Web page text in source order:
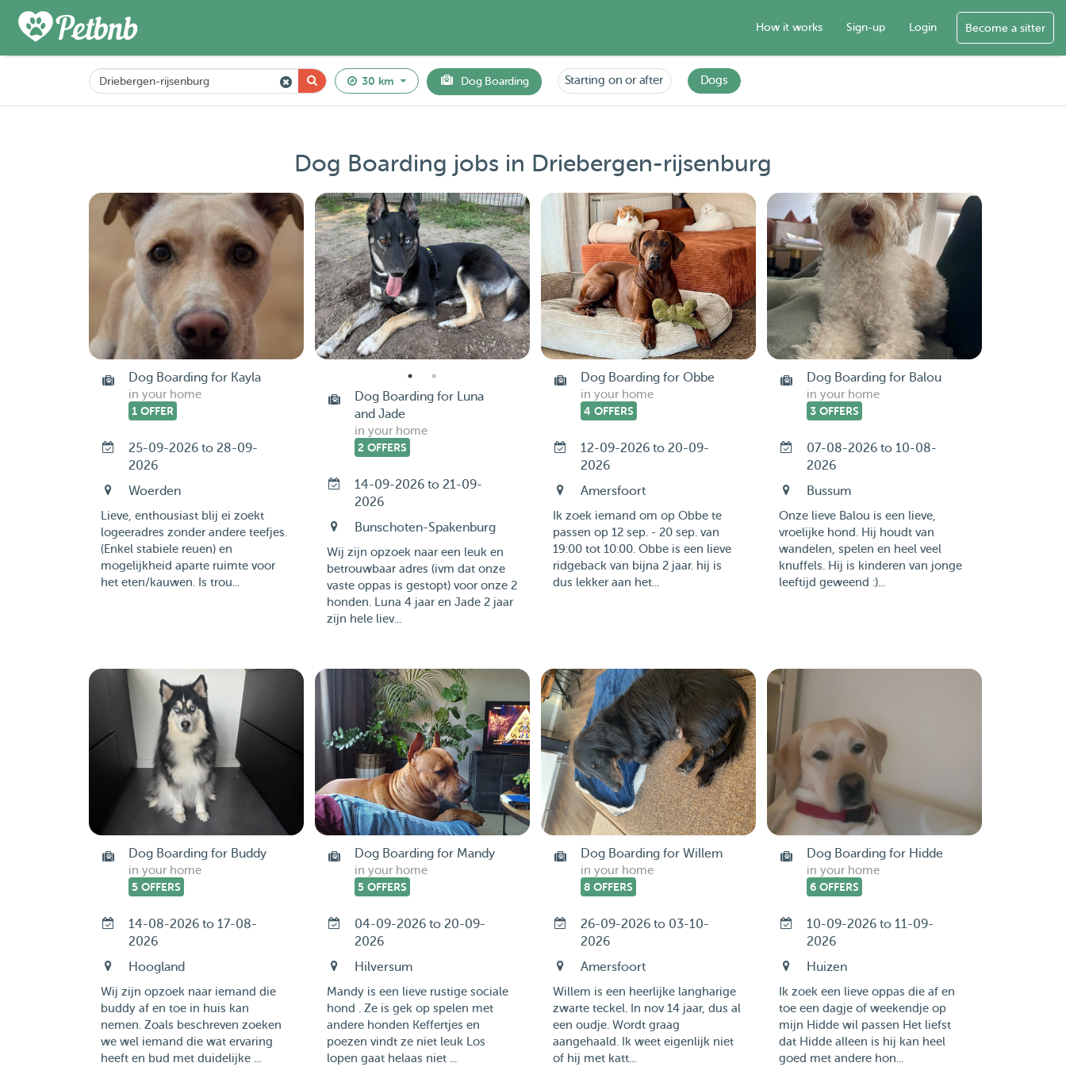
How it works Sign-up Login Become a sitter
30 km Dog Boarding Starting on or after Dogs
Dog Boarding jobs in Driebergen-rijsenburg
Dog Boarding for Kayla
in your home
1 OFFER
25-09-2026 to 28-09-
2026
Woerden
Lieve, enthousiast blij ei zoekt
logeeradres zonder andere teefjes.
(Enkel stabiele reuen) en
mogelijkheid aparte ruimte voor
het eten/kauwen. Is trou...
Dog Boarding for Luna
and Jade
in your home
2 OFFERS
14-09-2026 to 21-09-
2026
Bunschoten-Spakenburg
Wij zijn opzoek naar een leuk en
betrouwbaar adres (ivm dat onze
vaste oppas is gestopt) voor onze 2
honden. Luna 4 jaar en Jade 2 jaar
zijn hele liev...
Dog Boarding for Obbe
in your home
4 OFFERS
12-09-2026 to 20-09-
2026
Amersfoort
Ik zoek iemand om op Obbe te
passen op 12 sep. - 20 sep. van
19:00 tot 10:00. Obbe is een lieve
ridgeback van bijna 2 jaar. hij is
dus lekker aan het...
Dog Boarding for Balou
in your home
3 OFFERS
07-08-2026 to 10-08-
2026
Bussum
Onze lieve Balou is een lieve,
vroelijke hond. Hij houdt van
wandelen, spelen en heel veel
knuffels. Hij is kinderen van jonge
leeftijd geweend :)...
Dog Boarding for Buddy
in your home
5 OFFERS
14-08-2026 to 17-08-
2026
Hoogland
Wij zijn opzoek naar iemand die
buddy af en toe in huis kan
nemen. Zoals beschreven zoeken
we wel iemand die wat ervaring
heeft en bud met duidelijke ...
Dog Boarding for Mandy
in your home
5 OFFERS
04-09-2026 to 20-09-
2026
Hilversum
Mandy is een lieve rustige sociale
hond . Ze is gek op spelen met
andere honden Keffertjes en
poezen vindt ze niet leuk Los
lopen gaat helaas niet ...
Dog Boarding for Willem
in your home
8 OFFERS
26-09-2026 to 03-10-
2026
Amersfoort
Willem is een heerlijke langharige
zwarte teckel. In nov 14 jaar, dus al
een oudje. Wordt graag
aangehaald. Ik weet eigenlijk niet
of hij met katt...
Dog Boarding for Hidde
in your home
6 OFFERS
10-09-2026 to 11-09-
2026
Huizen
Ik zoek een lieve oppas die af en
toe een dagje of weekendje op
mijn Hidde wil passen Het liefst
dat Hidde alleen is hij kan heel
goed met andere hon...